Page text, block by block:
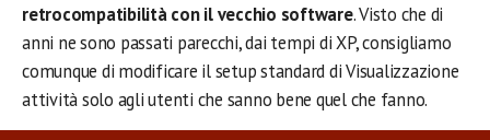
retrocompatibilità con il vecchio software. Visto che di
anni ne sono passati parecchi, dai tempi di XP, consigliamo
comunque di modificare il setup standard di Visualizzazione
attività solo agli utenti che sanno bene quel che fanno.